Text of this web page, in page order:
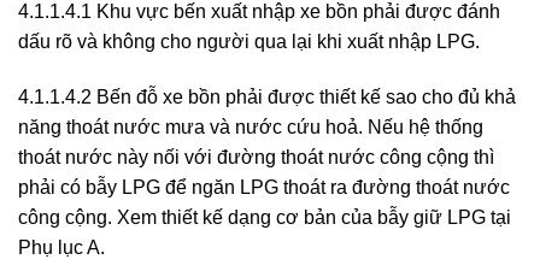
4.1.1.4.1 Khu vực bến xuất nhập xe bồn phải được đánh
dấu rõ và không cho người qua lại khi xuất nhập LPG.
4.1.1.4.2 Bến đỗ xe bồn phải được thiết kế sao cho đủ khả
năng thoát nước mưa và nước cứu hoả. Nếu hệ thống
thoát nước này nối với đường thoát nước công cộng thì
phải có bẫy LPG để ngăn LPG thoát ra đường thoát nước
công cộng. Xem thiết kế dạng cơ bản của bẫy giữ LPG tại
Phụ lục A.